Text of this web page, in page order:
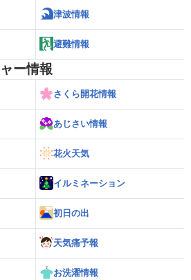
津波情報
避難情報
ー情報
さくら開花情報
あじさい情報
花火天気
イルミネーション
初日の出
天気痛予報
お洗濯情報